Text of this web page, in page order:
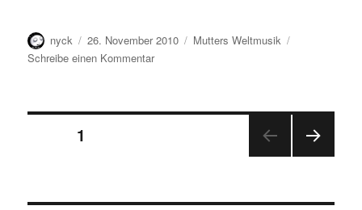
Autor
nyck
Veröffentlicht
am
26. November 2010 Kategorien
Mutters Weltmusik
Schreibe einen Kommentarzu
ein
Seitennummerierung
1